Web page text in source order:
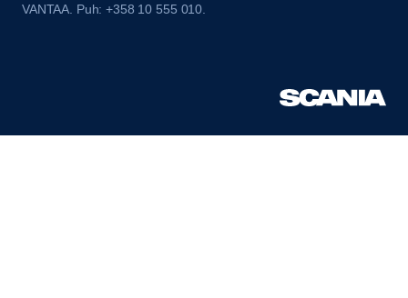
VANTAA. Puh: +358 10 555 010.